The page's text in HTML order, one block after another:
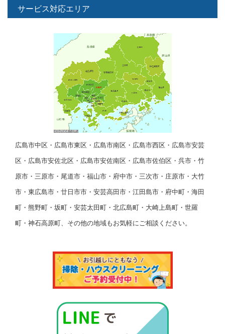
サービス対応エリア
広島市中区・広島市東区・広島市南区・広島市西区・広島市安芸
区・広島市安佐北区・広島市安佐南区・広島市佐伯区・呉市・竹
原市・三原市・尾道市・福山市・府中市・三次市・庄原市・大竹
市・東広島市・廿日市市・安芸高田市・江田島市・府中町・海田
町・熊野町・坂町・安芸太田町・北広島町・大崎上島町・世羅
町・神石高原町、その他の地域もお気軽にご相談ください。